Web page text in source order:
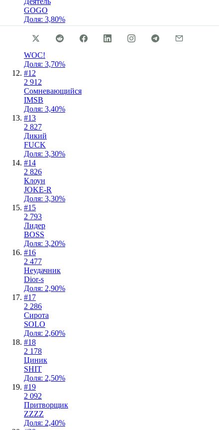
GOGO
Доля: 3,80%
#11
3 225
WOC!
Доля: 3,70%
#12
2 912
Сомневающийся
IMSB
Доля: 3,40%
#13
2 827
Дикий
FUCK
Доля: 3,30%
#14
2 826
Клоун
JOKE-R
Доля: 3,30%
#15
2 793
Лидер
BOSS
Доля: 3,20%
#16
2 477
Неудачник
Dior-s
Доля: 2,90%
#17
2 286
Сирота
SOLO
Доля: 2,60%
#18
2 178
Циник
SHIT
Доля: 2,50%
#19
2 092
Притворщик
ZZZZ
Доля: 2,40%